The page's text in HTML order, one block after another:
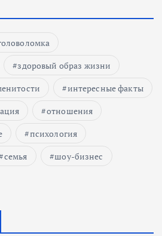
здоровый образ жизни
интересные факты
отношения
психология
семья шоу-бизнес